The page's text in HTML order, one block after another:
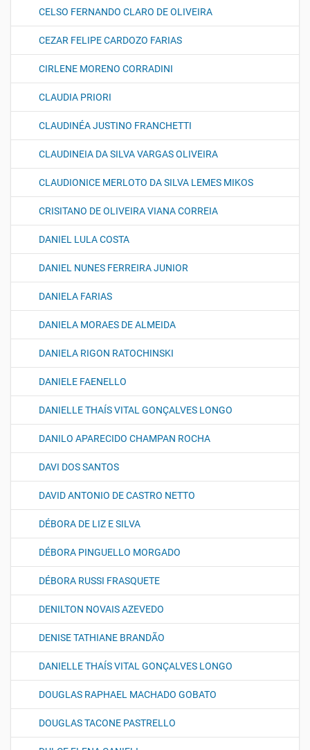
CELSO FERNANDO CLARO DE OLIVEIRA
CEZAR FELIPE CARDOZO FARIAS
CIRLENE MORENO CORRADINI
CLAUDIA PRIORI
CLAUDINÉA JUSTINO FRANCHETTI
CLAUDINEIA DA SILVA VARGAS OLIVEIRA
CLAUDIONICE MERLOTO DA SILVA LEMES MIKOS
CRISITANO DE OLIVEIRA VIANA CORREIA
DANIEL LULA COSTA
DANIEL NUNES FERREIRA JUNIOR
DANIELA FARIAS
DANIELA MORAES DE ALMEIDA
DANIELA RIGON RATOCHINSKI
DANIELE FAENELLO
DANIELLE THAÍS VITAL GONÇALVES LONGO
DANILO APARECIDO CHAMPAN ROCHA
DAVI DOS SANTOS
DAVID ANTONIO DE CASTRO NETTO
DÉBORA DE LIZ E SILVA
DÉBORA PINGUELLO MORGADO
DÉBORA RUSSI FRASQUETE
DENILTON NOVAIS AZEVEDO
DENISE TATHIANE BRANDÃO
DANIELLE THAÍS VITAL GONÇALVES LONGO
DOUGLAS RAPHAEL MACHADO GOBATO
DOUGLAS TACONE PASTRELLO